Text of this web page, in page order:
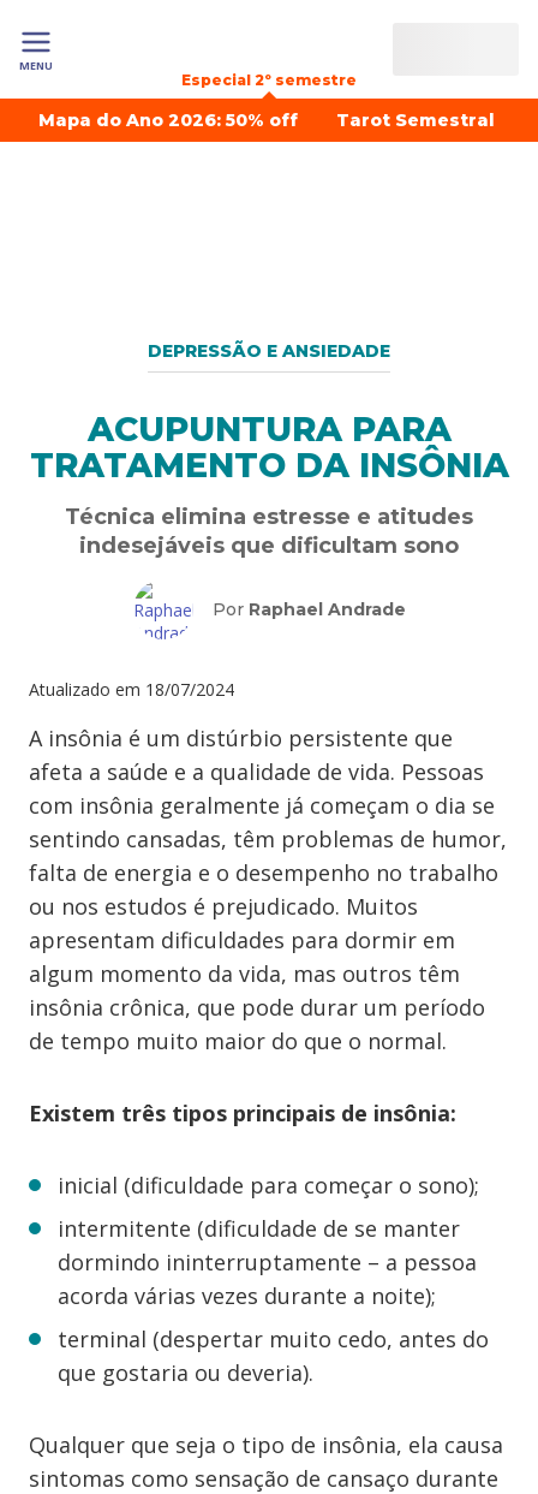
MENU
Especial 2º semestre
Mapa do Ano 2026: 50% off Tarot Semestral
DEPRESSÃO E ANSIEDADE
ACUPUNTURA PARA
TRATAMENTO DA INSÔNIA
Técnica elimina estresse e atitudes
indesejáveis que dificultam sono
Por Raphael Andrade
Atualizado em 18/07/2024
A insônia é um distúrbio persistente que
afeta a saúde e a qualidade de vida. Pessoas
com insônia geralmente já começam o dia se
sentindo cansadas, têm problemas de humor,
falta de energia e o desempenho no trabalho
ou nos estudos é prejudicado. Muitos
apresentam dificuldades para dormir em
algum momento da vida, mas outros têm
insônia crônica, que pode durar um período
de tempo muito maior do que o normal.
Existem três tipos principais de insônia:
inicial (dificuldade para começar o sono);
intermitente (dificuldade de se manter
dormindo ininterruptamente – a pessoa
acorda várias vezes durante a noite);
terminal (despertar muito cedo, antes do
que gostaria ou deveria).
Qualquer que seja o tipo de insônia, ela causa
sintomas como sensação de cansaço durante